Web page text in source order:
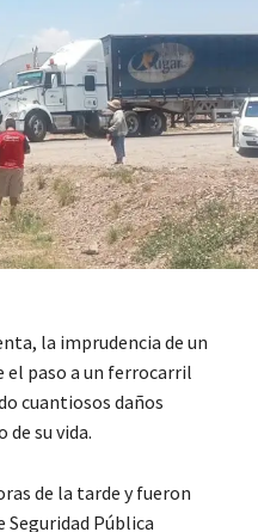
la imprudencia de un
el paso a un ferrocarril
cuantiosos daños
su vida.
de la tarde y fueron
Seguridad Pública